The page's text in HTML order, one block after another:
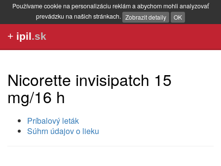
Používame cookie na personalizáciu reklám a abychom mohli analyzovať
prevádzku na našich stránkach. Zobrazit detaily OK
+ ipil.sk
Nicorette invisipatch 15
mg/16 h
Príbalový leták
Súhrn údajov o lieku